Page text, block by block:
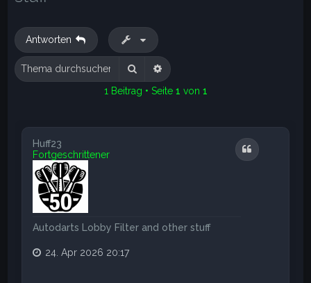
Antworten
Suche Erweiterte Suche
1 Beitrag • Seite 1 von 1
Huff23
Fortgeschrittener
Autodarts Lobby Filter and other stuff
Zitat
24. Apr 2026 20:17